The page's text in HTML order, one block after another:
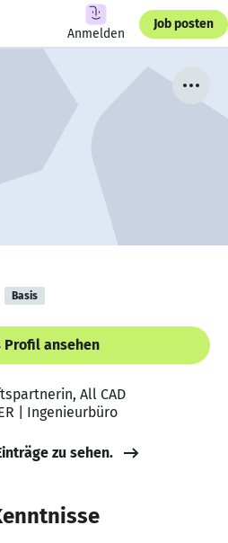
Anmelden
Job posten
Basis
Profil ansehen
All CAD
| Ingenieurbüro
zu sehen.